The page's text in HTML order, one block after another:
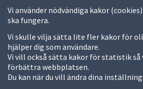
Vi använder nödvändiga kakor
ska fungera.
Vi skulle vilja sätta lite fler kakor för
hjälper dig som användare.
Vi vill också sätta kakor för statistik så
förbättra webbplatsen.
Du kan när du vill ändra dina
Allmänna handlingar och diarium
Behandling av personuppgifter
Kakor
Språk (other languages)